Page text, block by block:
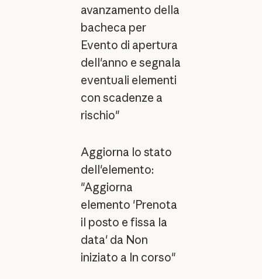
avanzamento della
bacheca per
Evento di apertura
dell'anno e segnala
eventuali elementi
con scadenze a
rischio"
Aggiorna lo stato
dell'elemento:
"Aggiorna
elemento 'Prenota
il posto e fissa la
data' da Non
iniziato a In corso"